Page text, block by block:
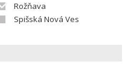
Rožňava
Spišská Nová Ves